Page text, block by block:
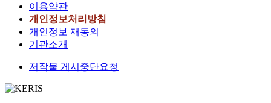
이용약관
개인정보처리방침
개인정보 재동의
기관소개
저작물 게시중단요청